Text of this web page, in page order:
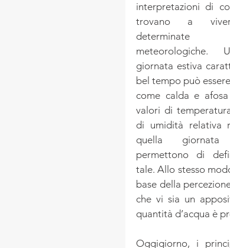
interpretazioni di
trovano a
determinate
meteorologiche.
giornata estiva
bel tempo può
come calda e
valori di
di umidità relativa
quella
permettono di
tale. Allo stesso
base della
che vi sia un
quantità d’acqua è
Oggigiorno, i